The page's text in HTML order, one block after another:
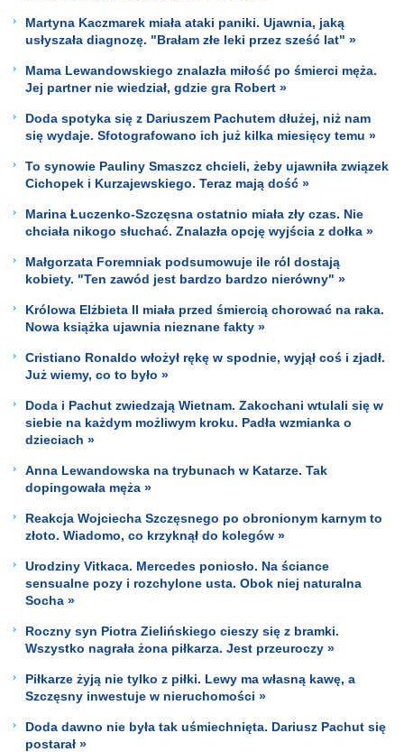
Martyna Kaczmarek miała ataki paniki. Ujawnia, jaką
usłyszała diagnozę. "Brałam złe leki przez sześć lat" »
Mama Lewandowskiego znalazła miłość po śmierci męża.
Jej partner nie wiedział, gdzie gra Robert »
Doda spotyka się z Dariuszem Pachutem dłużej, niż nam
się wydaje. Sfotografowano ich już kilka miesięcy temu »
To synowie Pauliny Smaszcz chcieli, żeby ujawniła związek
Cichopek i Kurzajewskiego. Teraz mają dość »
Marina Łuczenko-Szczęsna ostatnio miała zły czas. Nie
chciała nikogo słuchać. Znalazła opcję wyjścia z dołka »
Małgorzata Foremniak podsumowuje ile ról dostają
kobiety. "Ten zawód jest bardzo bardzo nierówny" »
Królowa Elżbieta II miała przed śmiercią chorować na raka.
Nowa książka ujawnia nieznane fakty »
Cristiano Ronaldo włożył rękę w spodnie, wyjął coś i zjadł.
Już wiemy, co to było »
Doda i Pachut zwiedzają Wietnam. Zakochani wtulali się w
siebie na każdym możliwym kroku. Padła wzmianka o
dzieciach »
Anna Lewandowska na trybunach w Katarze. Tak
dopingowała męża »
Reakcja Wojciecha Szczęsnego po obronionym karnym to
złoto. Wiadomo, co krzyknął do kolegów »
Urodziny Vitkaca. Mercedes poniosło. Na ściance
sensualne pozy i rozchylone usta. Obok niej naturalna
Socha »
Roczny syn Piotra Zielińskiego cieszy się z bramki.
Wszystko nagrała żona piłkarza. Jest przeuroczy »
Piłkarze żyją nie tylko z piłki. Lewy ma własną kawę, a
Szczęsny inwestuje w nieruchomości »
Doda dawno nie była tak uśmiechnięta. Dariusz Pachut się
postarał »